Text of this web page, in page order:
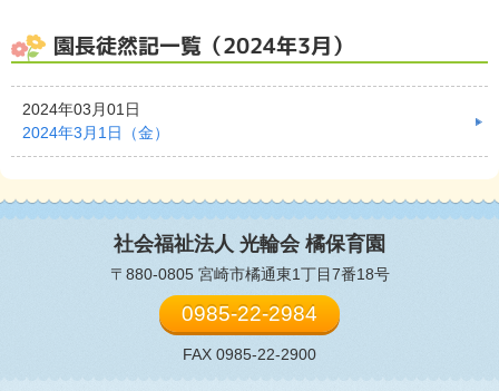
園長徒然記一覧（2024年3月）
2024年03月01日
2024年3月1日（金）
社会福祉法人 光輪会 橘保育園
〒880-0805 宮崎市橘通東1丁目7番18号
0985-22-2984
FAX 0985-22-2900